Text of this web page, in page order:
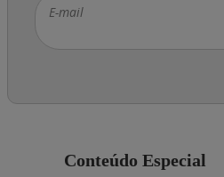
E-mail
Conteúdo Especial